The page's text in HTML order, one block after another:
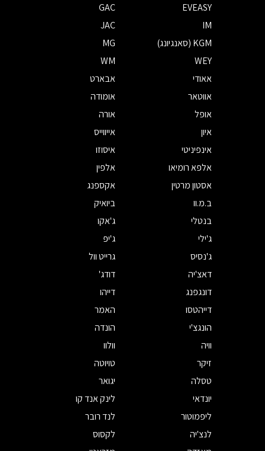
EVEASY
GAC
IM
JAC
KGM (סאנגיונג)
MG
WEY
WM
אאודי
אבארט
אווטאר
אומודה
אופל
אורה
איון
אייווייס
אינפיניטי
איסוזו
אלפא רומיאו
אלפין
אסטון מרטין
אקספנג
ב.מ.וו
ביואיק
בנטלי
ג'אקו
ג'ילי
ג'יפ
ג'נסיס
גרייט וול
דאצ'יה
דודג'
דונגפנג
דייהו
דייהטסו
האמר
הונגצ'י
הונדה
וויה
וולוו
זיקר
טויוטה
טסלה
יגואר
יונדאי
לינק אנד קו
ליפמוטור
לנד רובר
לנצ'יה
לקסוס